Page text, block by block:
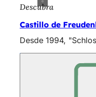
Descubra
Castillo de
Desde 1994,